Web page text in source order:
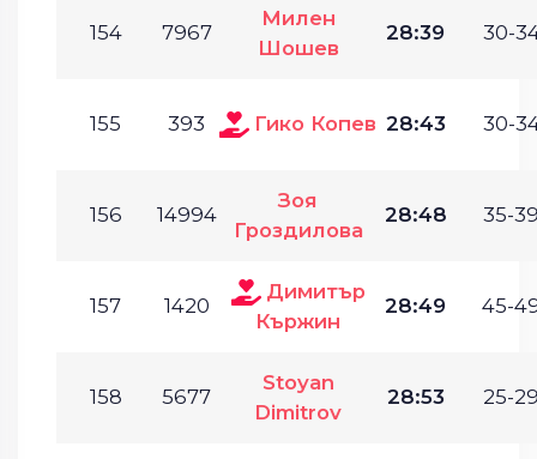
154 7967
Милен
Шошев
28:39 30-
155 393 Гико Копев 28:43 30-
156 14994
Зоя
Гроздилова
28:48 35-
157 1420
Димитър
Кържин
28:49 45-
158 5677
Stoyan
Dimitrov
28:53 25-